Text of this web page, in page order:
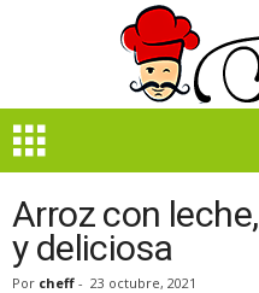
e
Arroz con
y deliciosa
Por cheff - 23 octubre, 2021